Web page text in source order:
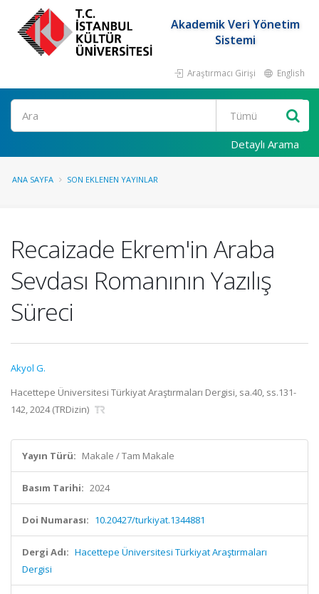
Akademik Veri Yönetim
Sistemi
Araştırmacı Girişi English
Ara
Detaylı Arama
ANA SAYFA SON EKLENEN YAYINLAR
Recaizade Ekrem'in Araba
Sevdası Romanının Yazılış
Süreci
Akyol G.
Hacettepe Üniversitesi Türkiyat Araştırmaları Dergisi, sa.40, ss.131-
142, 2024 (TRDizin)
Yayın Türü: Makale / Tam Makale
Basım Tarihi: 2024
Doi Numarası: 10.20427/turkiyat.1344881
Dergi Adı: Hacettepe Üniversitesi Türkiyat Araştırmaları
Dergisi